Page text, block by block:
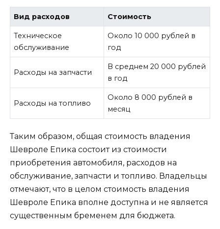
Вид расходов Стоимость
Техническое
обслуживание
Около 10 000 рублей в
год
Расходы на запчасти
В среднем 20 000 рублей
в год
Расходы на топливо
Около 8 000 рублей в
месяц
Таким образом, общая стоимость владения
Шевроле Епика состоит из стоимости
приобретения автомобиля, расходов на
обслуживание, запчасти и топливо. Владельцы
отмечают, что в целом стоимость владения
Шевроле Епика вполне доступна и не является
существенным бременем для бюджета.